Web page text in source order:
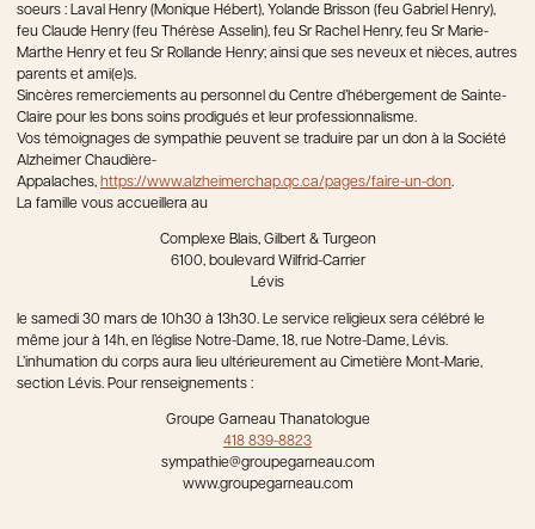
soeurs : Laval Henry (Monique Hébert), Yolande Brisson (feu Gabriel Henry),
feu Claude Henry (feu Thérèse Asselin), feu Sr Rachel Henry, feu Sr Marie-
Marthe Henry et feu Sr Rollande Henry; ainsi que ses neveux et nièces, autres
parents et ami(e)s.
Sincères remerciements au personnel du Centre d’hébergement de Sainte-
Claire pour les bons soins prodigués et leur professionnalisme.
Vos témoignages de sympathie peuvent se traduire par un don à la Société
Alzheimer Chaudière-
Appalaches, https://www.alzheimerchap.qc.ca/pages/faire-un-don.
La famille vous accueillera au
Complexe Blais, Gilbert & Turgeon
6100, boulevard Wilfrid-Carrier
Lévis
le samedi 30 mars de 10h30 à 13h30. Le service religieux sera célébré le
même jour à 14h, en l’église Notre-Dame, 18, rue Notre-Dame, Lévis.
L’inhumation du corps aura lieu ultérieurement au Cimetière Mont-Marie,
section Lévis. Pour renseignements :
Groupe Garneau Thanatologue
418 839-8823
sympathie@groupegarneau.com
www.groupegarneau.com